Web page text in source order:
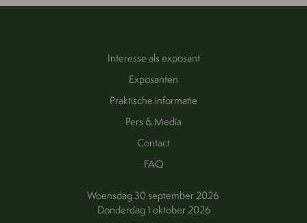
Interesse als exposant
Exposanten
Praktische informatie
Pers & Media
Contact
FAQ
Woensdag 30 september 2026
Donderdag 1 oktober 2026